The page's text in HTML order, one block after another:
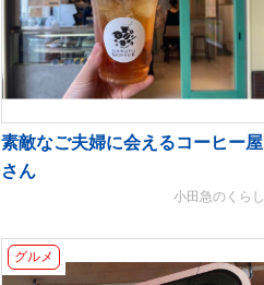
素敵なご夫婦に会えるコーヒー屋
さん
小田急のくらし
グルメ